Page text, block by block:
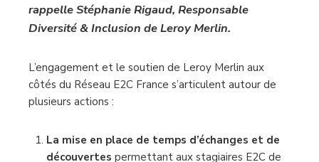
rappelle Stéphanie Rigaud, Responsable
Diversité & Inclusion de Leroy Merlin.
L’engagement et le soutien de Leroy Merlin aux
côtés du Réseau E2C France s’articulent autour de
plusieurs actions :
La mise en place de temps d’échanges et de
découvertes permettant aux stagiaires E2C de